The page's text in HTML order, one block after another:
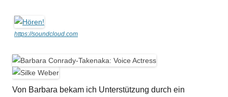
https://soundcloud.com
Von Barbara bekam ich Unterstützung durch ein